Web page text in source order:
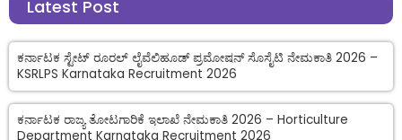
Latest Post
ಕರ್ನಾಟಕ ಸ್ಟೇಟ್ ರೂರಲ್ ಲೈವೆಲಿಹೂಡ್ ಪ್ರಮೋಷನ್ ಸೊಸೈಟಿ ನೇಮಕಾತಿ 2026 –
KSRLPS Karnataka Recruitment 2026
ಕರ್ನಾಟಕ ರಾಜ್ಯ ತೋಟಗಾರಿಕೆ ಇಲಾಖೆ ನೇಮಕಾತಿ 2026 – Horticulture
Department Karnataka Recruitment 2026